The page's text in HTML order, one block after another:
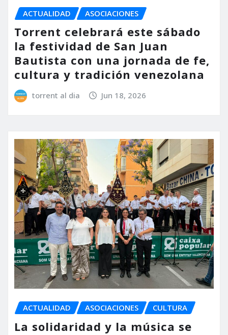
ACTUALIDAD ASOCIACIONES
Torrent celebrará este sábado
la festividad de San Juan
Bautista con una jornada de fe,
cultura y tradición venezolana
torrent al dia Jun 18, 2026
ACTUALIDAD ASOCIACIONES CULTURA
La solidaridad y la música se